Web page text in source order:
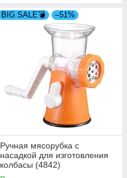
BIG SALE💣 –51%
Ручная мясорубка с
насадкой для изготовления
колбасы (4842)